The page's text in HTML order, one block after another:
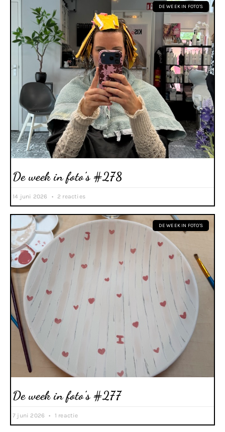
DE WEEK IN FOTO'S
De week in foto’s #278
14 juni 2026 2 reacties
DE WEEK IN FOTO'S
De week in foto’s #277
7 juni 2026 1 reactie